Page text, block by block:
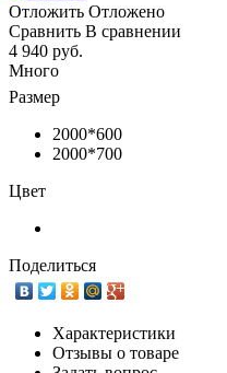
Отложить Отложено
Сравнить В сравнении
4 940 руб.
Много
Размер
2000*600
2000*700
Цвет
Поделиться
Характеристики
Отзывы о товаре